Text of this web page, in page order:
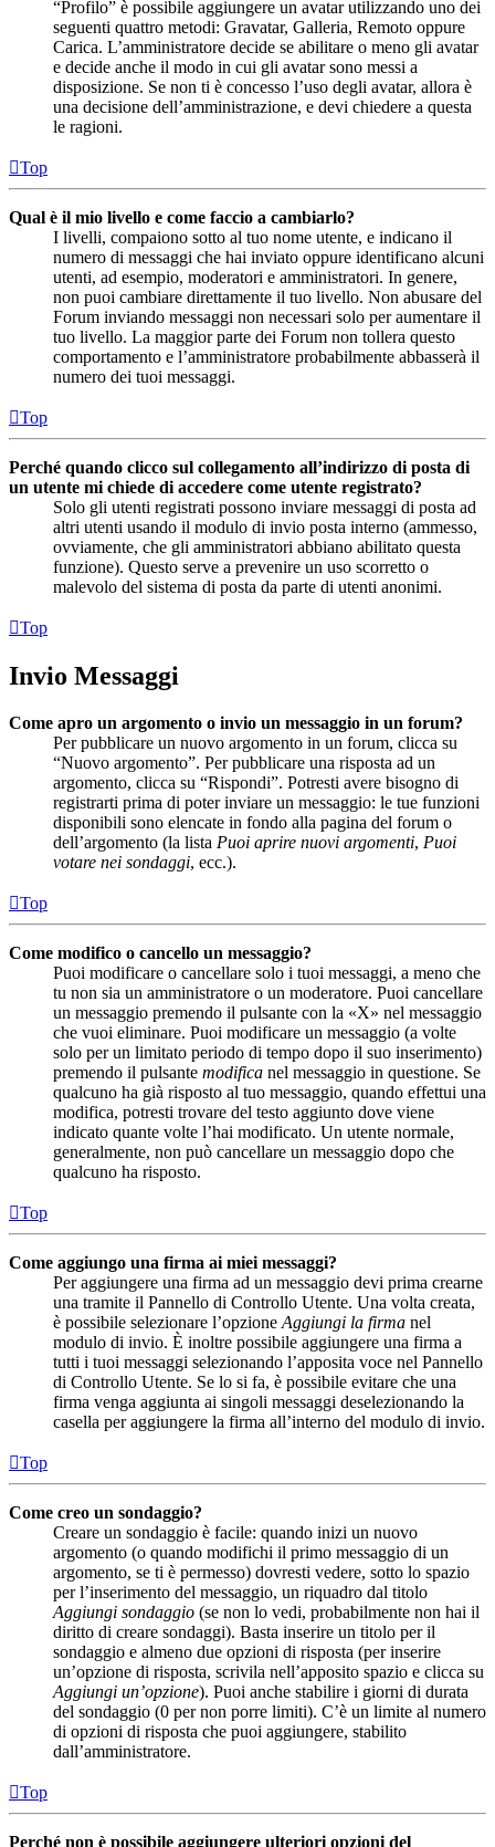
“Profilo” è possibile aggiungere un avatar utilizzando uno dei
seguenti quattro metodi: Gravatar, Galleria, Remoto oppure
Carica. L’amministratore decide se abilitare o meno gli avatar
e decide anche il modo in cui gli avatar sono messi a
disposizione. Se non ti è concesso l’uso degli avatar, allora è
una decisione dell’amministrazione, e devi chiedere a questa
le ragioni.
Top
Qual è il mio livello e come faccio a cambiarlo?
I livelli, compaiono sotto al tuo nome utente, e indicano il
numero di messaggi che hai inviato oppure identificano alcuni
utenti, ad esempio, moderatori e amministratori. In genere,
non puoi cambiare direttamente il tuo livello. Non abusare del
Forum inviando messaggi non necessari solo per aumentare il
tuo livello. La maggior parte dei Forum non tollera questo
comportamento e l’amministratore probabilmente abbasserà il
numero dei tuoi messaggi.
Top
Perché quando clicco sul collegamento all’indirizzo di posta di
un utente mi chiede di accedere come utente registrato?
Solo gli utenti registrati possono inviare messaggi di posta ad
altri utenti usando il modulo di invio posta interno (ammesso,
ovviamente, che gli amministratori abbiano abilitato questa
funzione). Questo serve a prevenire un uso scorretto o
malevolo del sistema di posta da parte di utenti anonimi.
Top
Invio Messaggi
Come apro un argomento o invio un messaggio in un forum?
Per pubblicare un nuovo argomento in un forum, clicca su
“Nuovo argomento”. Per pubblicare una risposta ad un
argomento, clicca su “Rispondi”. Potresti avere bisogno di
registrarti prima di poter inviare un messaggio: le tue funzioni
disponibili sono elencate in fondo alla pagina del forum o
dell’argomento (la lista Puoi aprire nuovi argomenti, Puoi
votare nei sondaggi, ecc.).
Top
Come modifico o cancello un messaggio?
Puoi modificare o cancellare solo i tuoi messaggi, a meno che
tu non sia un amministratore o un moderatore. Puoi cancellare
un messaggio premendo il pulsante con la «X» nel messaggio
che vuoi eliminare. Puoi modificare un messaggio (a volte
solo per un limitato periodo di tempo dopo il suo inserimento)
premendo il pulsante modifica nel messaggio in questione. Se
qualcuno ha già risposto al tuo messaggio, quando effettui una
modifica, potresti trovare del testo aggiunto dove viene
indicato quante volte l’hai modificato. Un utente normale,
generalmente, non può cancellare un messaggio dopo che
qualcuno ha risposto.
Top
Come aggiungo una firma ai miei messaggi?
Per aggiungere una firma ad un messaggio devi prima crearne
una tramite il Pannello di Controllo Utente. Una volta creata,
è possibile selezionare l’opzione Aggiungi la firma nel
modulo di invio. È inoltre possibile aggiungere una firma a
tutti i tuoi messaggi selezionando l’apposita voce nel Pannello
di Controllo Utente. Se lo si fa, è possibile evitare che una
firma venga aggiunta ai singoli messaggi deselezionando la
casella per aggiungere la firma all’interno del modulo di invio.
Top
Come creo un sondaggio?
Creare un sondaggio è facile: quando inizi un nuovo
argomento (o quando modifichi il primo messaggio di un
argomento, se ti è permesso) dovresti vedere, sotto lo spazio
per l’inserimento del messaggio, un riquadro dal titolo
Aggiungi sondaggio (se non lo vedi, probabilmente non hai il
diritto di creare sondaggi). Basta inserire un titolo per il
sondaggio e almeno due opzioni di risposta (per inserire
un’opzione di risposta, scrivila nell’apposito spazio e clicca su
Aggiungi un’opzione). Puoi anche stabilire i giorni di durata
del sondaggio (0 per non porre limiti). C’è un limite al numero
di opzioni di risposta che puoi aggiungere, stabilito
dall’amministratore.
Top
Perché non è possibile aggiungere ulteriori opzioni del